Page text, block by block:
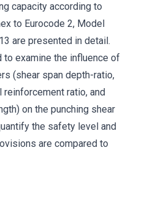
capacity according to
to Eurocode 2, Model
are presented in detail.
examine the influence of
(shear span depth-ratio,
ratio, and
on the punching shear
the safety level and
are compared to